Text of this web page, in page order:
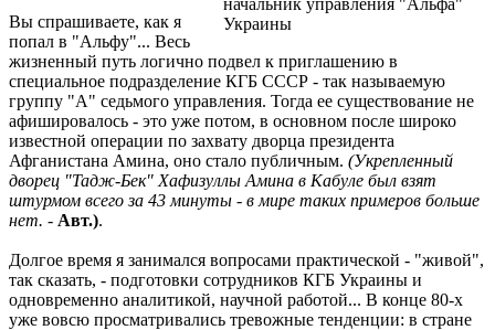
Украины
Вы спрашиваете, как я
попал в "Альфу"... Весь
жизненный путь логично подвел к приглашению в
специальное подразделение КГБ СССР - так называемую
группу "А" седьмого управления. Тогда ее существование не
афишировалось - это уже потом, в основном после широко
известной операции по захвату дворца президента
Афганистана Амина, оно стало публичным. (Укрепленный
дворец "Тадж-Бек" Хафизуллы Амина в Кабуле был взят
штурмом всего за 43 минуты - в мире таких примеров больше
нет. - Авт.).
Долгое время я занимался вопросами практической - "живой",
так сказать, - подготовки сотрудников КГБ Украины и
одновременно аналитикой, научной работой... В конце 80-х
уже вовсю просматривались тревожные тенденции: в стране